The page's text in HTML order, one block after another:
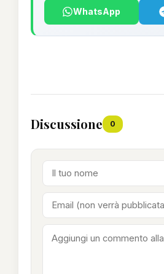
WhatsApp
Discussione 0